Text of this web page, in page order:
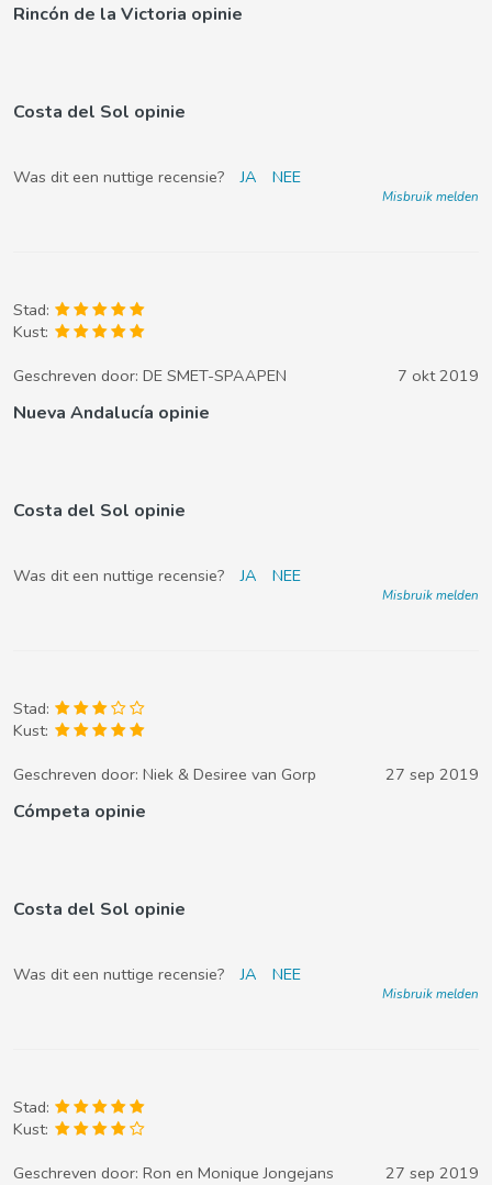
Rincón de la Victoria opinie
Costa del Sol opinie
Was dit een nuttige recensie? JA NEE
Misbruik melden
Stad:
Kust:
Geschreven door: DE SMET-SPAAPEN 7 okt 2019
Nueva Andalucía opinie
Costa del Sol opinie
Was dit een nuttige recensie? JA NEE
Misbruik melden
Stad:
Kust:
Geschreven door: Niek & Desiree van Gorp 27 sep 2019
Cómpeta opinie
Costa del Sol opinie
Was dit een nuttige recensie? JA NEE
Misbruik melden
Stad:
Kust:
Geschreven door: Ron en Monique Jongejans 27 sep 2019